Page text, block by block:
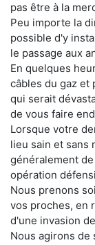
pas être à la
Peu importe la
possible d'y
le passage aux
En quelques
câbles du gaz et
qui serait
de vous faire
Lorsque votre
lieu sain et sans
généralement
opération
Nous prenons
vos proches, en
d'une invasion
Nous agirons